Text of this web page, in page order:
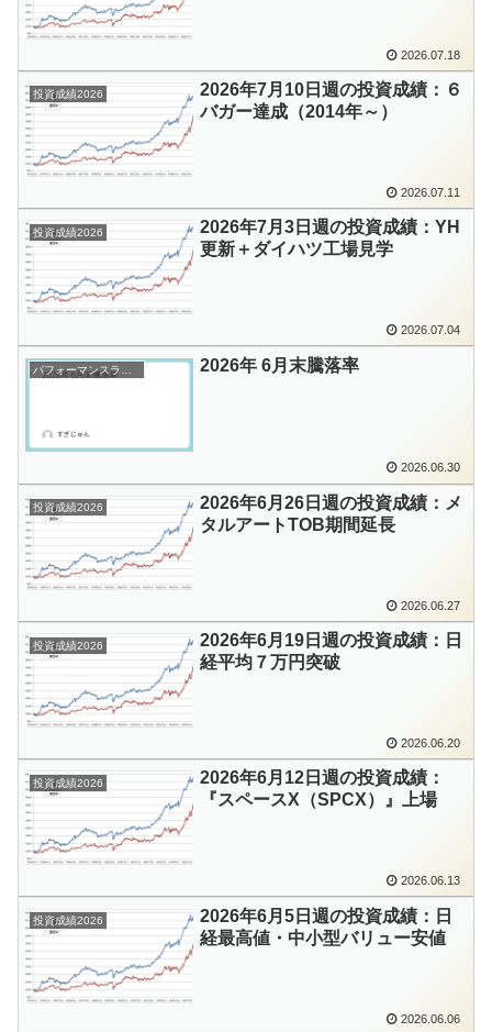
2026.07.18
投資成績2026
2026年7月10日週の投資成績：６
バガー達成（2014年～）
2026.07.11
投資成績2026
2026年7月3日週の投資成績：YH
更新＋ダイハツ工場見学
2026.07.04
2026年 6月末騰落率
2026.06.30
投資成績2026
2026年6月26日週の投資成績：メ
タルアートTOB期間延長
2026.06.27
投資成績2026
2026年6月19日週の投資成績：日
経平均７万円突破
2026.06.20
投資成績2026
2026年6月12日週の投資成績：
『スペースX（SPCX）』上場
2026.06.13
投資成績2026
2026年6月5日週の投資成績：日
経最高値・中小型バリュー安値
2026.06.06